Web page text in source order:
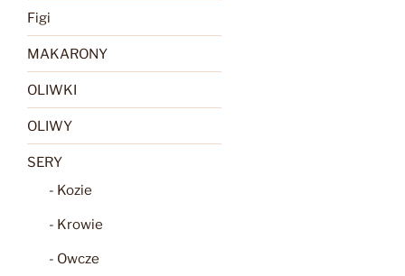
Figi
MAKARONY
OLIWKI
OLIWY
SERY
- Kozie
- Krowie
- Owcze